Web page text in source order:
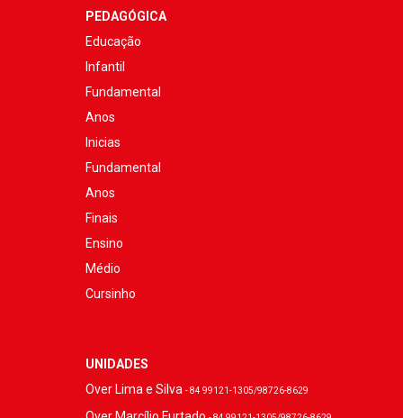
PEDAGÓGICA
Educação
Infantil
Fundamental
Anos
Inicias
Fundamental
Anos
Finais
Ensino
Médio
Cursinho
UNIDADES
Over Lima e Silva - 84 99121-1305/98726-8629